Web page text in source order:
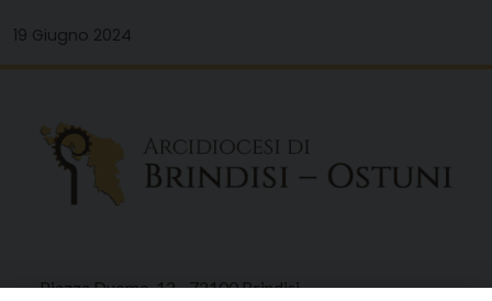
19 Giugno 2024
Piazza Duomo, 12 - 72100 Brindisi